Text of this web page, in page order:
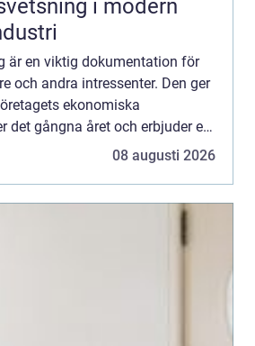
i modern
är en viktig dokumentation för
och andra intressenter. Den ger
ekonomiska
det gångna året och erbjuder en
08 augusti 2026